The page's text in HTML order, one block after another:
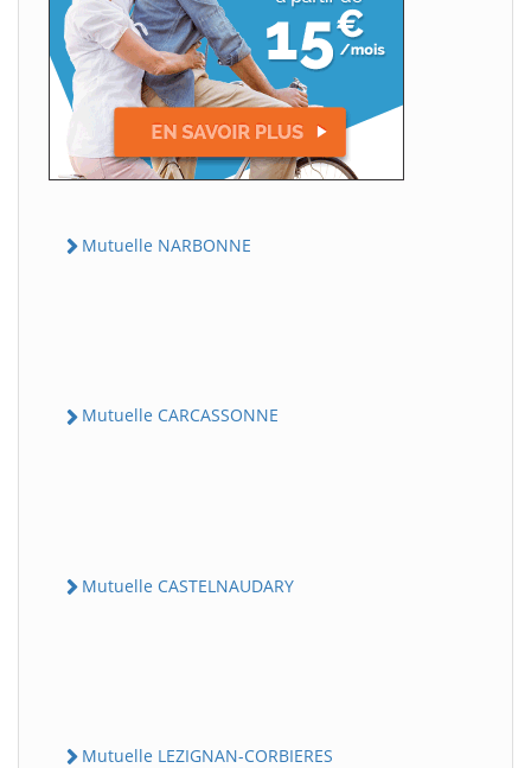
Mutuelle NARBONNE
Mutuelle CARCASSONNE
Mutuelle CASTELNAUDARY
Mutuelle LEZIGNAN-CORBIERES